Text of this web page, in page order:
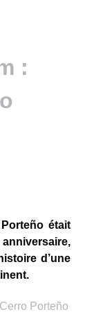
:
était
d’une
Porteño